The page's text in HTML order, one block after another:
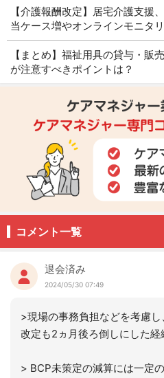
【介護報酬改定】居宅介護支
当ケース増やオンラインモニタ
【まとめ】福祉用具の貸与・
が注意すべきポイントは？
コメント一覧
退会済み
2024/05/30 07:49
>現場の事務負担などを考慮
改定も2ヵ月後ろ倒しにした経
> BCP未策定の減算には一定